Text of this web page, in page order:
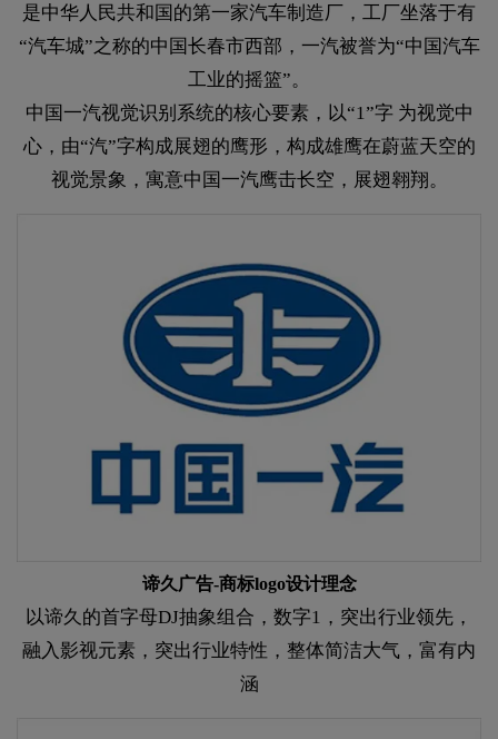
是中华人民共和国的第一家汽车制造厂，工厂坐落于有
“汽车城”之称的中国长春市西部，一汽被誉为“中国汽车
工业的摇篮”。
中国一汽视觉识别系统的核心要素，以“1”字 为视觉中
心，由“汽”字构成展翅的鹰形，构成雄鹰在蔚蓝天空的
视觉景象，寓意中国一汽鹰击长空，展翅翱翔。
谛久广告-商标logo设计理念​​​​​​​
以谛久的首字母DJ抽象组合，数字1，突出行业领先，
融入影视元素，突出行业特性，整体简洁大气，富有内
涵